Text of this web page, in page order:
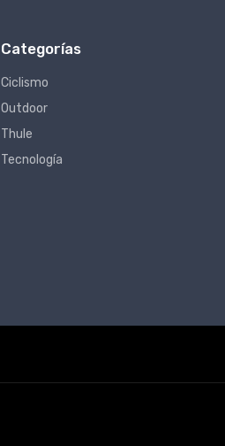
Categorías
Ciclismo
Outdoor
Thule
Tecnología